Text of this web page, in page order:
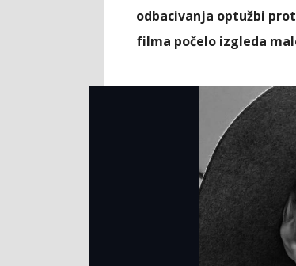
odbacivanja optužbi
filma počelo izgleda